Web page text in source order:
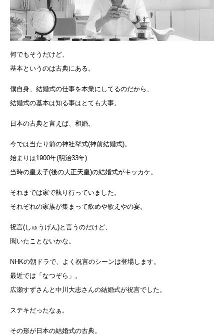
何でもそうだけど、
基本というのは古典にある。
僕自身、結婚式の仕事を本業にしてるのだから、
結婚式の基本は知る事はとても大事。
日本の古典と言えば、和婚。
今では当たり前の神社挙式(神前結婚式)。
始まりは1900年(明治33年)
当時の皇太子(後の大正天皇)の結婚式がキッカケ。
それまでは家で執り行っていました。
それぞれの家族が集まって飲めや歌えやの宴。
祝言(しゅうげん)と言うのだけど、
聞いたことないかな。
NHKの朝ドラで、よく祝言のシーンは登場します。
最近では「なつぞら」。
広瀬すずさんと中川大志さんの結婚式が祝言でした。
ステキだったなぁ。
その形が日本の結婚式の古典。